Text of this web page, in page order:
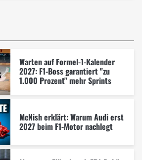
Warten auf Formel-1-Kalender
2027: F1-Boss garantiert "zu
1.000 Prozent" mehr Sprints
McNish erklärt: Warum Audi erst
2027 beim F1-Motor nachlegt